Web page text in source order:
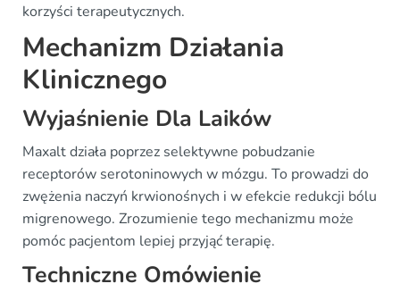
korzyści terapeutycznych.
Mechanizm Działania
Klinicznego
Wyjaśnienie Dla Laików
Maxalt działa poprzez selektywne pobudzanie
receptorów serotoninowych w mózgu. To prowadzi do
zwężenia naczyń krwionośnych i w efekcie redukcji bólu
migrenowego. Zrozumienie tego mechanizmu może
pomóc pacjentom lepiej przyjąć terapię.
Techniczne Omówienie